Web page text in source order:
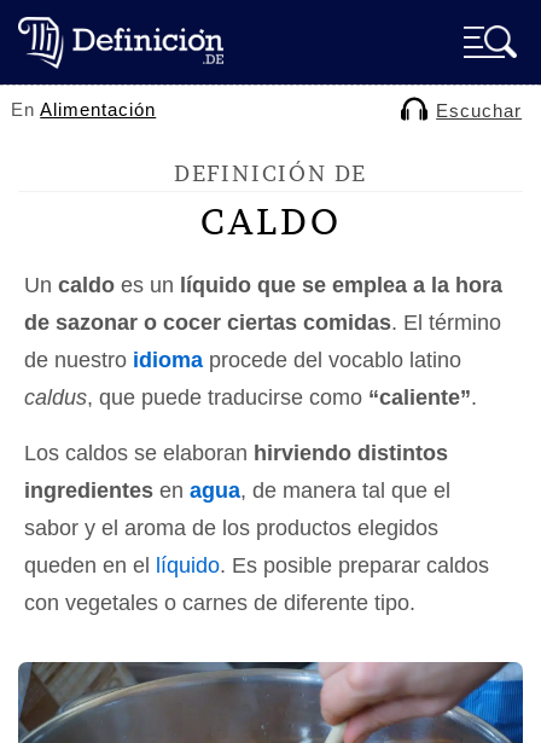
EnAlimentación Escuchar
DEFINICIÓN DE
CALDO
Un caldo es un líquido que se emplea a la hora
de sazonar o cocer ciertas comidas. El término
de nuestro idioma procede del vocablo latino
caldus, que puede traducirse como “caliente”.
Los caldos se elaboran hirviendo distintos
ingredientes en agua, de manera tal que el
sabor y el aroma de los productos elegidos
queden en el
líquido. Es posible preparar caldos
con vegetales o carnes de diferente tipo.